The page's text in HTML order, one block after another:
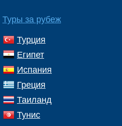
Туры за рубеж
Турция
Египет
Испания
Греция
Таиланд
Тунис